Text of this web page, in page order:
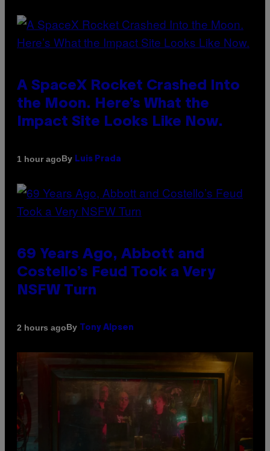
A SpaceX Rocket Crashed Into
the Moon. Here’s What the
Impact Site Looks Like Now.
1 hour agoBy Luis Prada
69 Years Ago, Abbott and
Costello’s Feud Took a Very
NSFW Turn
2 hours agoBy Tony Alpsen